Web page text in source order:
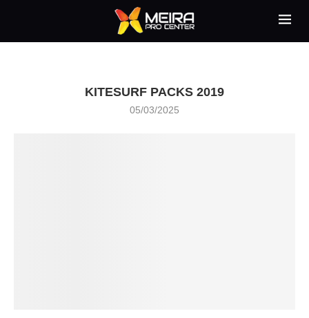
KITESURF PACKS 2019
05/03/2025